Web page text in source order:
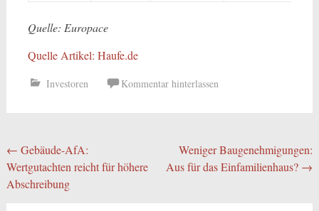
Quelle: Europace
Quelle Artikel: Haufe.de
Investoren Kommentar hinterlassen
Beitragsnavigation
← Gebäude-AfA:
Wertgutachten reicht für höhere
Abschreibung
Weniger Baugenehmigungen:
Aus für das Einfamilienhaus? →